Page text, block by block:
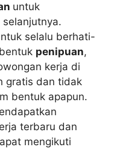
untuk
selalu berhati-
penipuan,
kerja di
gratis dan tidak
bentuk apapun.
terbaru dan
mengikuti